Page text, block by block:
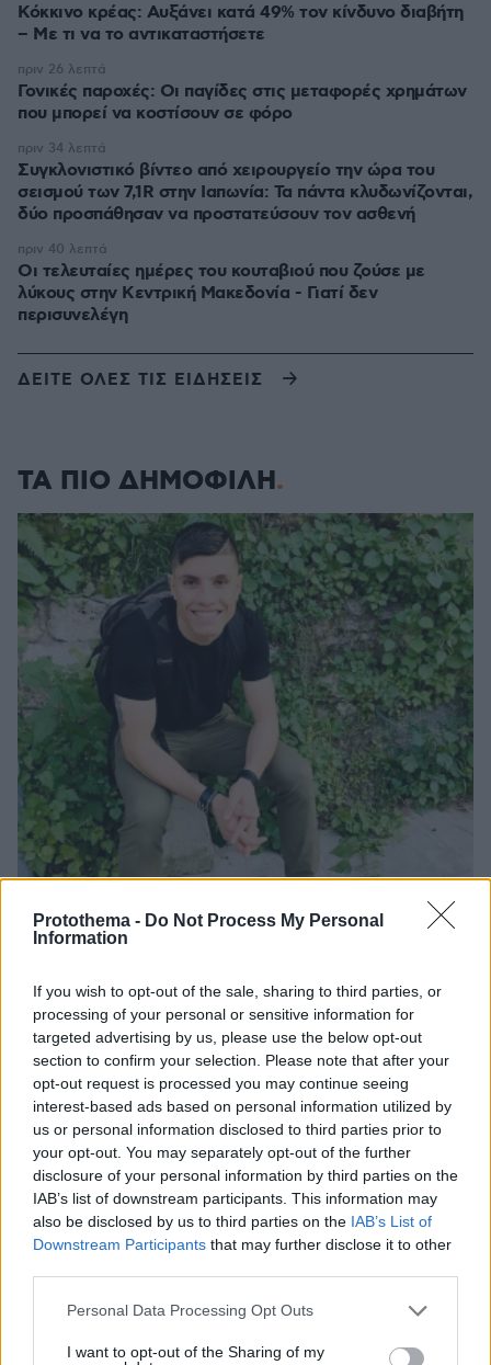
Protothema - Do Not Process My Personal
Information
If you wish to opt-out of the sale, sharing to third parties, or
processing of your personal or sensitive information for
targeted advertising by us, please use the below opt-out
section to confirm your selection. Please note that after your
opt-out request is processed you may continue seeing
interest-based ads based on personal information utilized by
us or personal information disclosed to third parties prior to
your opt-out. You may separately opt-out of the further
disclosure of your personal information by third parties on the
IAB’s list of downstream participants. This information may
also be disclosed by us to third parties on the IAB’s List of
Downstream Participants that may further disclose it to other
Please note that this website/app uses one or more Google
not limited to your visit or usage behaviour. You may click to
Personal Data Processing Opt Outs
I want to opt-out of the Sharing of my
Κόκκινο κρέας: Αυξάνει κατά 49% τον κίνδυνο διαβήτη
– Με τι να το αντικαταστήσετε
Γονικές παροχές: Οι παγίδες στις μεταφορές χρημάτων
που μπορεί να κοστίσουν σε φόρο
πριν 26 λεπτά
Συγκλονιστικό βίντεο από χειρουργείο την ώρα του
σεισμού των 7,1R στην Ιαπωνία: Τα πάντα κλυδωνίζονται,
δύο προσπάθησαν να προστατεύσουν τον ασθενή
πριν 34 λεπτά
Οι τελευταίες ημέρες του κουταβιού που ζούσε με
λύκους στην Κεντρική Μακεδονία - Γιατί δεν
περισυνελέγη
πριν 40 λεπτά
ΔΕΙΤΕ ΟΛΕΣ ΤΙΣ ΕΙΔΗΣΕΙΣ
ΤΑ ΠΙΟ ΔΗΜΟΦΙΛΗ
«Δεν το πιστεύουμε», λένε οι Αμερικανοί που
υιοθέτησαν τον Αφγανό στη Λέσβο - Η αρχική
εκδοχή για το φονικό στην Κυψέλη και η σιωπή
στην απολογία
07.08.2026, 07:19